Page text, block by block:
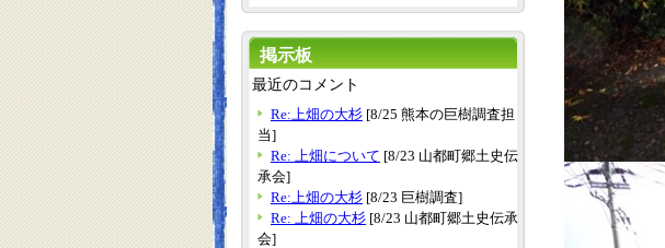
掲示板
最近のコメント
Re:上畑の大杉 [8/25 熊本の巨樹調査担
当]
Re: 上畑について [8/23 山都町郷土史伝
承会]
Re:上畑の大杉 [8/23 巨樹調査]
Re: 上畑の大杉 [8/23 山都町郷土史伝承
会]